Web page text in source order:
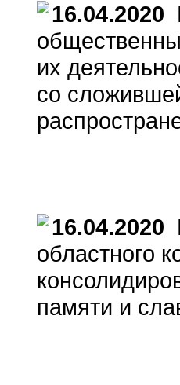
16.04.2020
их
со
16.04.2020
областного
памяти и